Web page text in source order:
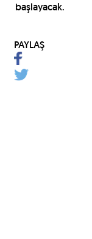
başlayacak.
PAYLAŞ